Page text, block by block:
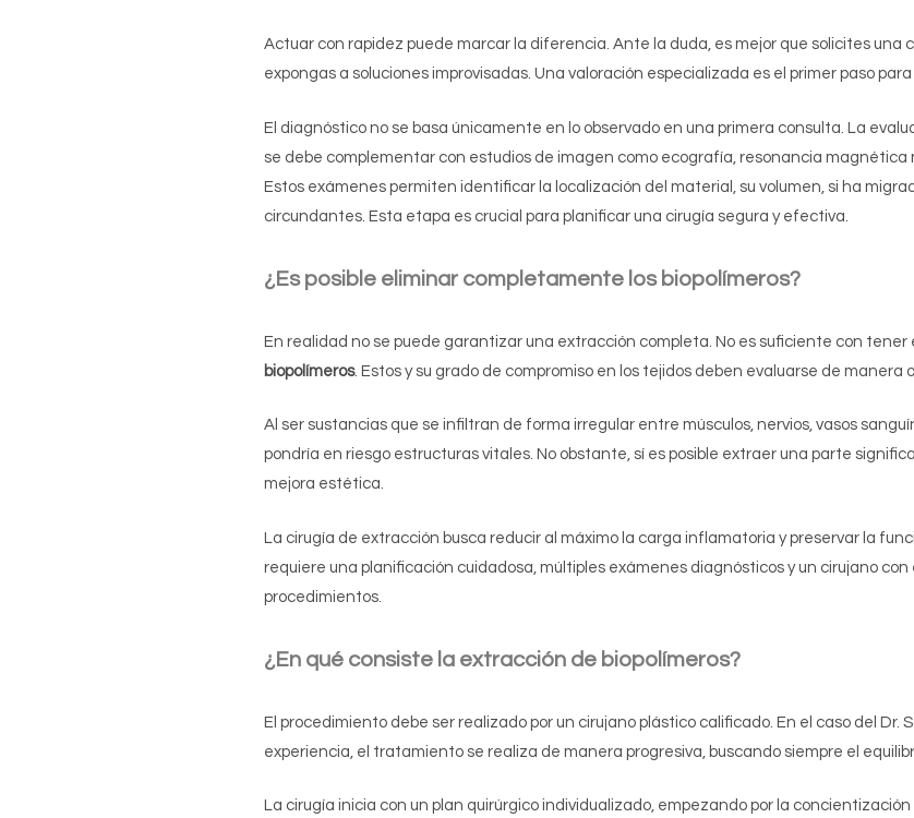
Actuar con rapidez puede marcar la diferencia. Ante la duda, es mejor que solicites una
expongas a soluciones improvisadas. Una valoración especializada es el primer paso
El diagnóstico no se basa únicamente en lo observado en una primera consulta. La
se debe complementar con estudios de imagen como ecografía, resonancia magnética
Estos exámenes permiten identificar la localización del material, su volumen, si ha
circundantes. Esta etapa es crucial para planificar una cirugía segura y efectiva.
¿Es posible eliminar completamente los biopolímeros?
En realidad no se puede garantizar una extracción completa. No es suficiente con
biopolímeros. Estos y su grado de compromiso en los tejidos deben evaluarse de manera
Al ser sustancias que se infiltran de forma irregular entre músculos, nervios, vasos
pondría en riesgo estructuras vitales. No obstante, sí es posible extraer una parte
mejora estética.
La cirugía de extracción busca reducir al máximo la carga inflamatoria y preservar la
requiere una planificación cuidadosa, múltiples exámenes diagnósticos y un cirujano
procedimientos.
¿En qué consiste la extracción de biopolímeros?
El procedimiento debe ser realizado por un cirujano plástico calificado. En el caso del Dr.
experiencia, el tratamiento se realiza de manera progresiva, buscando siempre el
La cirugía inicia con un plan quirúrgico individualizado, empezando por la concientización